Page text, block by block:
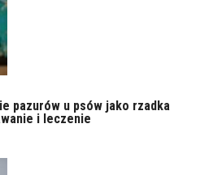
pazurów u psów jako rzadka
i leczenie